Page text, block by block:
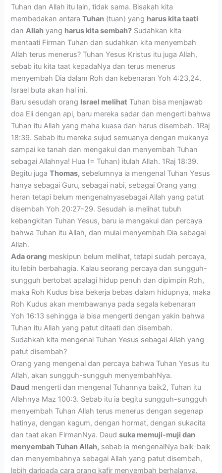
Tuhan dan Allah itu lain, tidak sama. Bisakah kita
membedakan antaraTuhan (tuan) yang harus kita taati
danAllah yang harus kita sembah? Sudahkan kita
mentaati Firman Tuhan dan sudahkan kita menyembah
Allah terus menerus? Tuhan Yesus Kristus itu juga Allah,
sebab itu kita taat kepadaNya dan terus menerus
menyembah Dia dalam Roh dan kebenaran Yoh 4:23,24.
Israel buta akan hal ini.
Baru sesudah orang Israel melihat Tuhan bisa menjawab
doa Eli dengan api, baru mereka sadar dan mengerti bahwa
Tuhan itu Allah yang maha kuasa dan harus disembah. 1Raj
18:39. Sebab itu mereka sujud semuanya dengan mukanya
sampai ke tanah dan mengakui dan menyembah Tuhan
sebagai Allahnya! Hua (= Tuhan) itulah Allah. 1Raj 18:39.
Begitu jugaThomas, sebelumnya ia mengenal Tuhan Yesus
hanya sebagai Guru, sebagai nabi, sebagai Orang yang
heran tetapi belum mengenalnyasebagai Allah yang patut
disembah Yoh 20:27-29. Sesudah ia melihat tubuh
kebangkitan Tuhan Yesus, baru ia mengakui dan percaya
bahwa Tuhan itu Allah, dan mulai menyembah Dia sebagai
Allah.
Ada orang meskipun belum melihat, tetapi sudah percaya,
itu lebih berbahagia. Kalau seorang percaya dan sungguh-
sungguh bertobat apalagi hidup penuh dan dipimpin Roh,
maka Roh Kudus bisa bekerja bebas dalam hidupnya, maka
Roh Kudus akan membawanya pada segala kebenaran
Yoh 16:13 sehingga ia bisa mengerti dengan yakin bahwa
Tuhan itu Allah yang patut ditaati dan disembah.
Sudahkah kita mengenal Tuhan Yesus sebagai Allah yang
patut disembah?
Orang yang mengenal dan percaya bahwa Tuhan Yesus itu
Allah, akan sungguh-sungguh menyembahNya.
Daud mengerti dan mengenal Tuhannya baik2, Tuhan itu
Allahnya Maz 100:3. Sebab itu ia begitu sungguh-sungguh
menyembah Tuhan Allah terus menerus dengan segenap
hatinya, dengan kagum, dengan hormat, dengan sukacita
dan taat akan FirmanNya. Daudsuka memuji-muji dan
menyembah Tuhan Allah, sebab ia mengenalNya baik-baik
dan menyembahnya sebagai Allah yang patut disembah,
lebih daripada cara orang kafir menyembah berhalanya.